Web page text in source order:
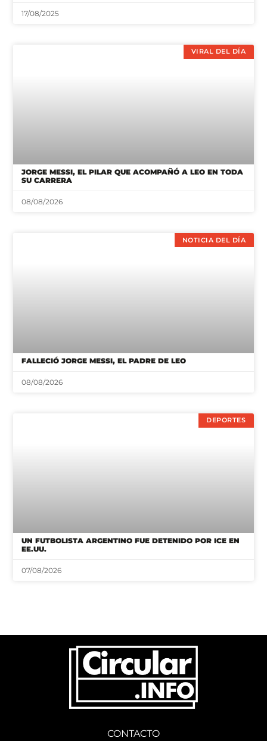
17/08/2025
VIRAL DEL DÍA
JORGE MESSI, EL PILAR QUE ACOMPAÑÓ A LEO EN TODA
SU CARRERA
08/08/2026
NOTICIA DEL DÍA
FALLECIÓ JORGE MESSI, EL PADRE DE LEO
08/08/2026
DEPORTES
UN FUTBOLISTA ARGENTINO FUE DETENIDO POR ICE EN
EE.UU.
07/08/2026
CONTACTO